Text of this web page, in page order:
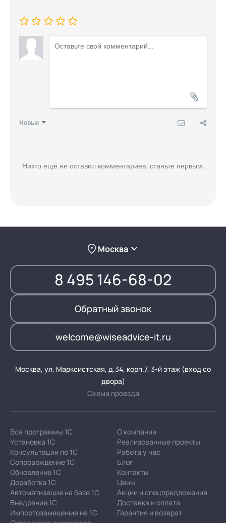
Новые
Никто ещё не оставил комментариев, станьте первым.
Москва
8 495 146-68-02
Обратный звонок
welcome@wiseadvice-it.ru
Москва, ул. Марксистская, д.34, корп.7, 3-й этаж (вход со
двора)
Схема проезда
Все программы 1С
Установка 1С
Консультации по 1С
Сопровождение 1С
Обновление 1С
Доработка 1С
Автоматизация на базе 1С
Внедрение 1С
Импортозамещение на 1С
О компании
Реализованные проекты
Работа у нас
Блог
Контакты
Цены
Акции и спецпредложения
Доставка и оплата
Гарантия и возврат